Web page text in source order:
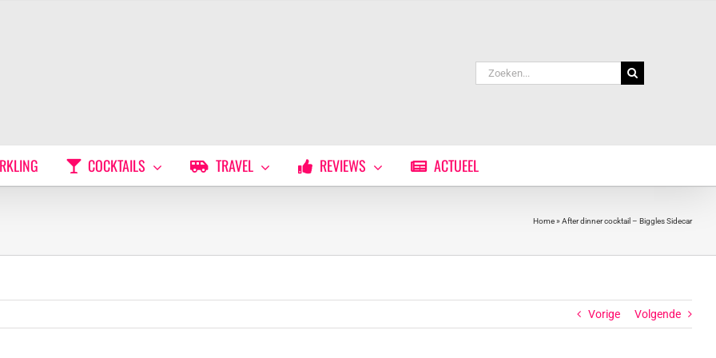
Zoeken
naar:
COCKTAILS TRAVEL REVIEWS ACTUEEL
Home» After dinner cocktail – Biggles Sidecar
Vorige Volgende